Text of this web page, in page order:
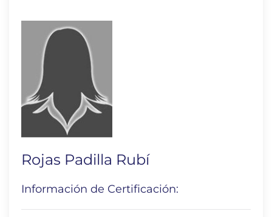
Rojas Padilla Rubí
Información de Certificación: